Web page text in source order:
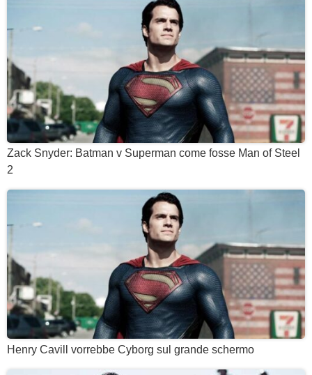
Zack Snyder: Batman v Superman come fosse Man of Steel
2
Henry Cavill vorrebbe Cyborg sul grande schermo